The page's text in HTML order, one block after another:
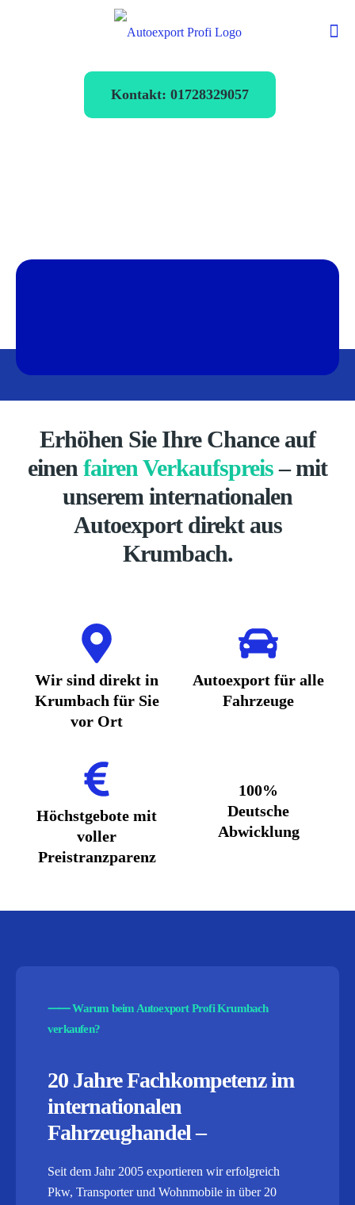
Kontakt: 01728329057
Erhöhen Sie Ihre Chance auf
einen fairen Verkaufspreis– mit
unserem internationalen
Autoexport direkt aus
Krumbach.
Wir sind direkt in
Krumbach für Sie
vor Ort
Autoexport für alle
Fahrzeuge
Höchstgebote mit
voller
Preistranzparenz
100%
Deutsche
Abwicklung
⸺Warum beim Autoexport Profi Krumbach
verkaufen?
20 Jahre Fachkompetenz im
internationalen
Fahrzeughandel –
Seit dem Jahr 2005 exportieren wir erfolgreich
Pkw, Transporter und Wohnmobile in über 20